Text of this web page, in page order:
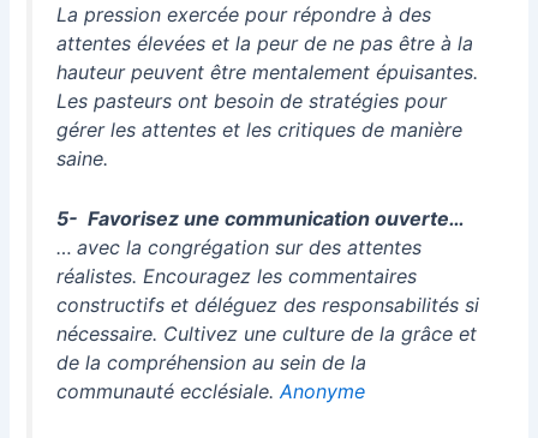
La pression exercée pour répondre à des
attentes élevées et la peur de ne pas être à la
hauteur peuvent être mentalement épuisantes.
Les pasteurs ont besoin de stratégies pour
gérer les attentes et les critiques de manière
saine.
5- Favorisez une communication ouverte…
… avec la congrégation sur des attentes
réalistes. Encouragez les commentaires
constructifs et déléguez des responsabilités si
nécessaire. Cultivez une culture de la grâce et
de la compréhension au sein de la
communauté ecclésiale.Anonyme